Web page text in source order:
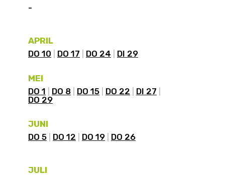
-
APRIL
DO 10
DO 17 DO 24 DI 29
MEI
DO 1
DO 8 DO 15 DO 22
DI 27
DO 29
JUNI
DO 5
DO 12 DO 19 DO 26
JULI